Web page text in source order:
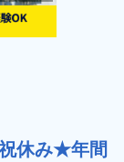
休み★年間